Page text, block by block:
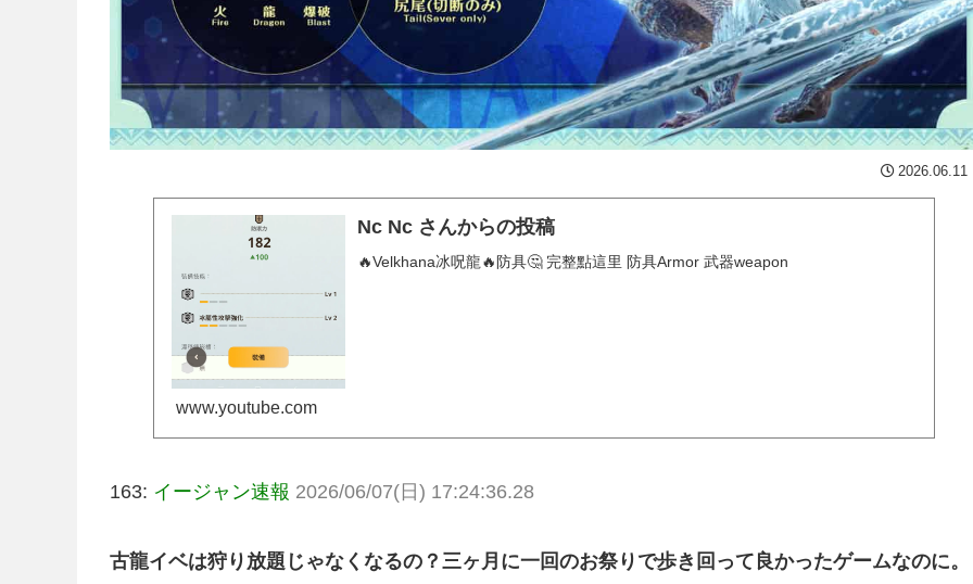
2026.06.11
Nc Nc さんからの投稿
🔥Velkhana冰呪龍🔥防具🤔 完整點這里 防具Armor 武器weapon
www.youtube.com
163: イージャン速報 2026/06/07(日) 17:24:36.28
古龍イベは狩り放題じゃなくなるの？三ヶ月に一回のお祭りで歩き回って良かったゲームなのに。